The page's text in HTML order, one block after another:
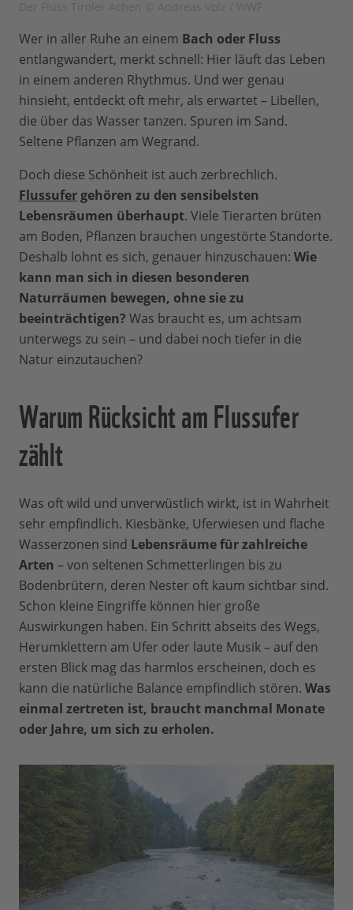
Wer in aller Ruhe an einem Bach oder Fluss
entlangwandert, merkt schnell: Hier läuft das Leben
in einem anderen Rhythmus. Und wer genau
hinsieht, entdeckt oft mehr, als erwartet – Libellen,
die über das Wasser tanzen. Spuren im Sand.
Seltene Pflanzen am Wegrand.
Doch diese Schönheit ist auch zerbrechlich.
Flussufergehören zu den sensibelsten
Lebensräumen überhaupt. Viele Tierarten brüten
am Boden, Pflanzen brauchen ungestörte Standorte.
Deshalb lohnt es sich, genauer hinzuschauen: Wie
kann man sich in diesen besonderen
Naturräumen bewegen, ohne sie zu
beeinträchtigen? Was braucht es, um achtsam
unterwegs zu sein – und dabei noch tiefer in die
Natur einzutauchen?
Warum Rücksicht am Flussufer
zählt
Was oft wild und unverwüstlich wirkt, ist in Wahrheit
sehr empfindlich. Kiesbänke, Uferwiesen und flache
Wasserzonen sind Lebensräume für zahlreiche
Arten – von seltenen Schmetterlingen bis zu
Bodenbrütern, deren Nester oft kaum sichtbar sind.
Schon kleine Eingriffe können hier große
Auswirkungen haben. Ein Schritt abseits des Wegs,
Herumklettern am Ufer oder laute Musik – auf den
ersten Blick mag das harmlos erscheinen, doch es
kann die natürliche Balance empfindlich stören. Was
einmal zertreten ist, braucht manchmal Monate
oder Jahre, um sich zu erholen.